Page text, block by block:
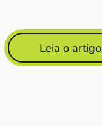
Leia o artigo